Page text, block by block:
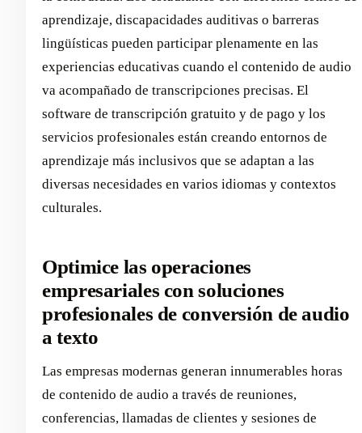
aprendizaje, discapacidades auditivas o barreras
lingüísticas pueden participar plenamente en las
experiencias educativas cuando el contenido de audio
va acompañado de transcripciones precisas. El
software de transcripción gratuito y de pago y los
servicios profesionales están creando entornos de
aprendizaje más inclusivos que se adaptan a las
diversas necesidades en varios idiomas y contextos
culturales.
Optimice las operaciones
empresariales con soluciones
profesionales de conversión de audio
a texto
Las empresas modernas generan innumerables horas
de contenido de audio a través de reuniones,
conferencias, llamadas de clientes y sesiones de